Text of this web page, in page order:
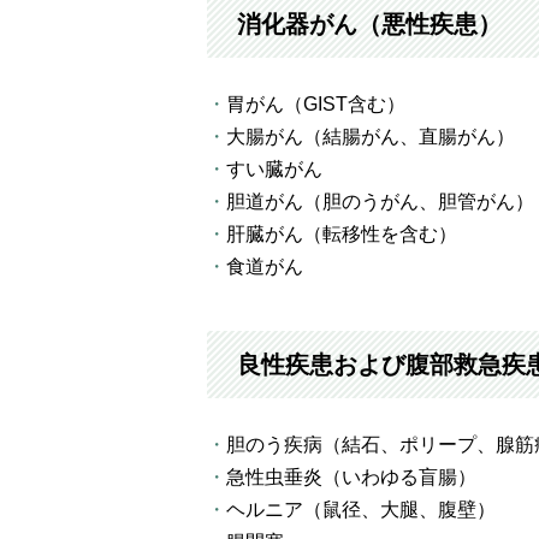
消化器がん（悪性疾患）
胃がん（GIST含む）
大腸がん（結腸がん、直腸がん）
すい臓がん
胆道がん（胆のうがん、胆管がん）
肝臓がん（転移性を含む）
食道がん
良性疾患および腹部救急疾
胆のう疾病（結石、ポリープ、腺筋
急性虫垂炎（いわゆる盲腸）
ヘルニア（鼠径、大腿、腹壁）